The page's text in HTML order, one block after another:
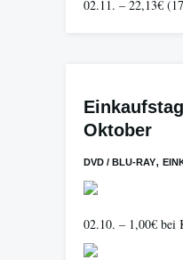
02.11. – 22,13€
Oktober
DVD / BLU-RAY,
02.10. – 1,00€ bei